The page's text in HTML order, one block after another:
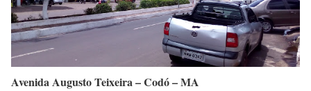
Avenida Augusto Teixeira – Codó – MA